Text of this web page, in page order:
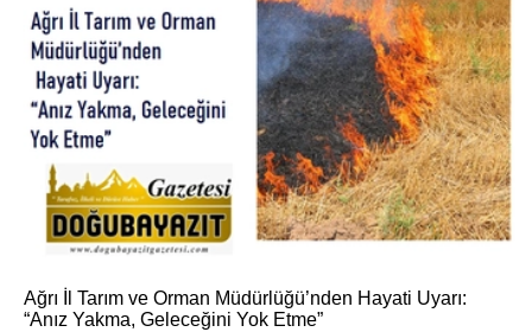
Ağrı İl Tarım ve Orman Müdürlüğü’nden Hayati Uyarı:
“Anız Yakma, Geleceğini Yok Etme”